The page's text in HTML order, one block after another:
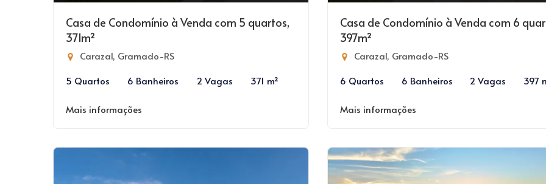
Casa de Condomínio à Venda com 5 quartos,
371m²
Carazal, Gramado-RS
5 Quartos
6 Banheiros 2 Vagas 371 m²
Mais informações
Casa de Condomínio à Venda com 6
397m²
Carazal, Gramado-RS
6 Quartos
6 Banheiros 2 Vagas 397
Mais informações